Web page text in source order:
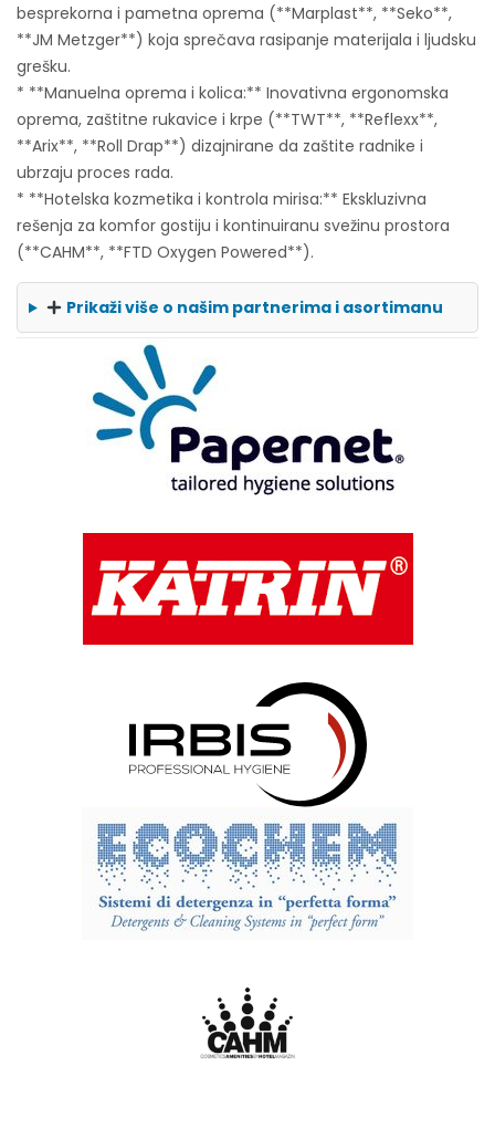
besprekorna i pametna oprema (**Marplast**, **Seko**,
**JM Metzger**) koja sprečava rasipanje materijala i ljudsku
grešku.
* **Manuelna oprema i kolica:** Inovativna ergonomska
oprema, zaštitne rukavice i krpe (**TWT**, **Reflexx**,
**Arix**, **Roll Drap**) dizajnirane da zaštite radnike i
ubrzaju proces rada.
* **Hotelska kozmetika i kontrola mirisa:** Ekskluzivna
rešenja za komfor gostiju i kontinuiranu svežinu prostora
(**CAHM**, **FTD Oxygen Powered**).
Prikaži više o našim partnerima i asortimanu